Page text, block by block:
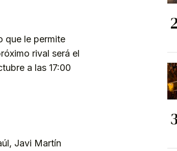
que le permite
rival será el
a las 17:00
Javi Martín